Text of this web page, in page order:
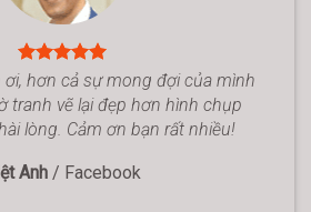
ơi, hơn cả sự mong đợi của mình
tranh vẽ lại đẹp hơn hình chụp
lòng. Cảm ơn bạn rất nhiều!
Anh / Facebook